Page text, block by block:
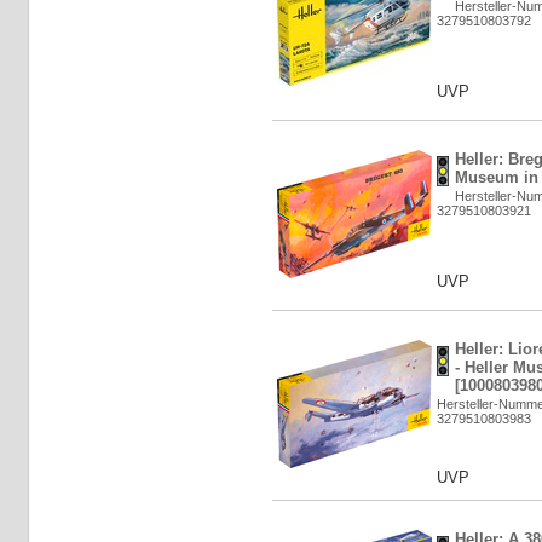
Hersteller-
3279510803792
UVP
Heller:
Museum in
Hersteller-
3279510803921
UVP
Heller:
- Heller
Hersteller-
3279510803983
UVP